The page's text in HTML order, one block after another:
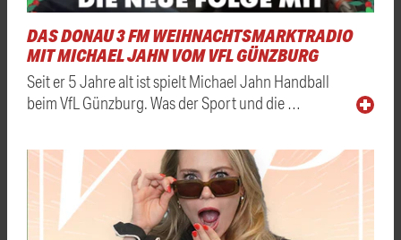
DAS DONAU 3 FM WEIHNACHTSMARKTRADIO
MIT MICHAEL JAHN VOM VFL GÜNZBURG
Seit er 5 Jahre alt ist spielt Michael Jahn Handball
beim VfL Günzburg. Was der Sport und die …